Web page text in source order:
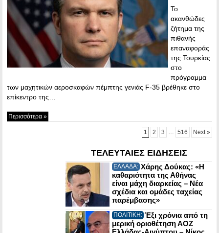
Το
ακανθώδες
ζήτημα της
πιθανής
επαναφοράς
της Τουρκίας
στο
πρόγραμμα
των μαχητικών αεροσκαφών πέμπτης γενιάς F-35 βρέθηκε στο
επίκεντρο της…
Περισσότερα »
1 2 3 516 Next »
ΤΕΛΕΥΤΑΙΕΣ ΕΙΔΗΣΕΙΣ
ΕΛΛΑΔΑ: Χάρης Δούκας: «Η
καθαριότητα της Αθήνας
είναι μάχη διαρκείας – Νέα
σχέδια και ομάδες ταχείας
παρέμβασης»
ΠΟΛΙΤΙΚΗ: Έξι χρόνια από τη
μερική οριοθέτηση ΑΟΖ